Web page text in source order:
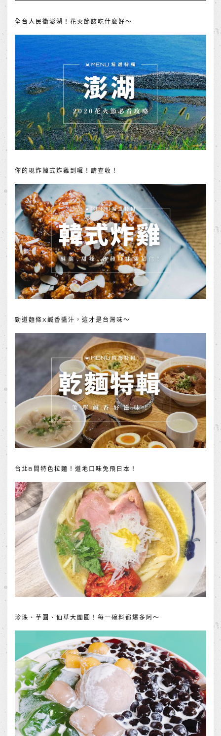
全台人民衝澎湖！花火節該吃什麼好～
你的現炸韓式炸雞到囉！請查收！
勁道麵條X鹹香醬汁，這才是台灣味～
台北8間特色拉麵！道地口味免飛日本！
珍珠、芋圓、仙草大團圓！每一碗料都爆多阿～